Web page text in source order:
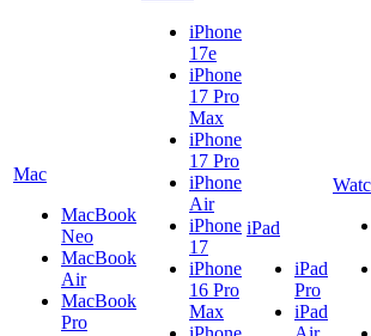
Mac
MacBook
Neo
MacBook
Air
MacBook
Pro
iPhone
17e
iPhone
17 Pro
Max
iPhone
17 Pro
iPhone
Air
iPhone
17
iPhone
16 Pro
Max
iPad
iPad
Pro
iPad